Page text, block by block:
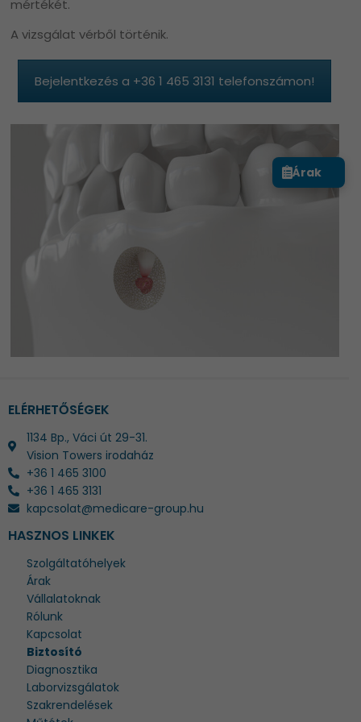
mértékét.
A vizsgálat vérből történik.
Bejelentkezés a +36 1 465 3131 telefonszámon!
ELÉRHETŐSÉGEK
1134 Bp., Váci út 29-31.
Vision Towers irodaház
+36 1 465 3100
+36 1 465 3131
kapcsolat@medicare-group.hu
HASZNOS LINKEK
Szolgáltatóhelyek
Árak
Vállalatoknak
Rólunk
Kapcsolat
Biztosító
Diagnosztika
Laborvizsgálatok
Szakrendelések
Árak